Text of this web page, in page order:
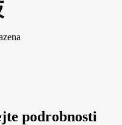
podrobnosti